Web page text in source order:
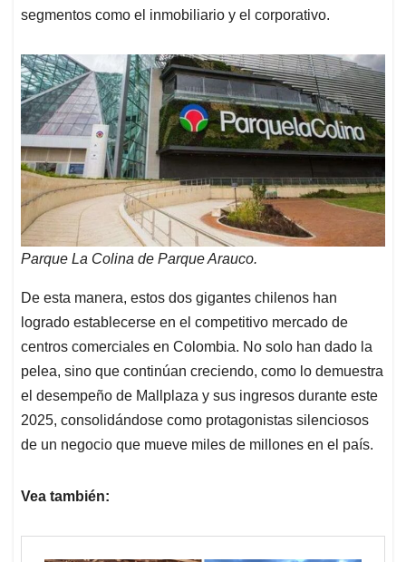
segmentos como el inmobiliario y el corporativo.
Parque La Colina de Parque Arauco.
De esta manera, estos dos gigantes chilenos han
logrado establecerse en el competitivo mercado de
centros comerciales en Colombia. No solo han dado la
pelea, sino que continúan creciendo, como lo demuestra
el desempeño de Mallplaza y sus ingresos durante este
2025, consolidándose como protagonistas silenciosos
de un negocio que mueve miles de millones en el país.
Vea también: